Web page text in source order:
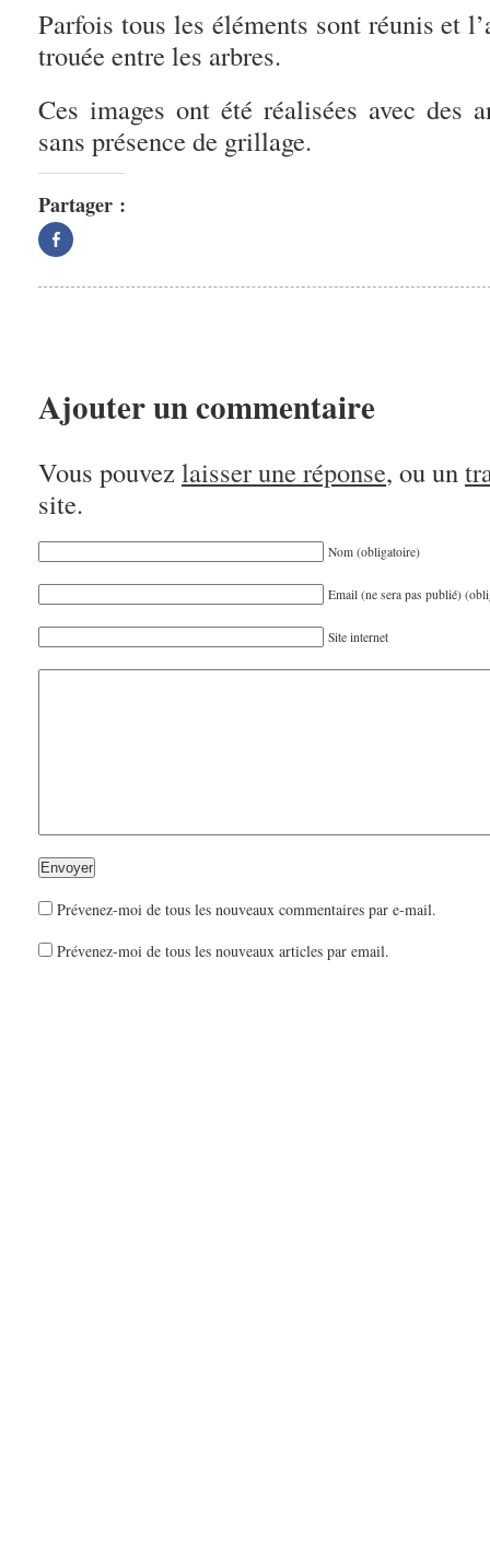
Parfois tous les éléments sont réunis et
trouée entre les arbres.
Ces images ont été réalisées avec des
sans présence de grillage.
Partager :
Partager
sur
une
Ajouter un commentaire
Vous pouvez laisser une réponse, ou un
site.
Nom (obligatoire)
Email (ne sera pas publié)
Site internet
Prévenez-moi de tous les nouveaux commentaires par e-mail.
Prévenez-moi de tous les nouveaux articles par email.